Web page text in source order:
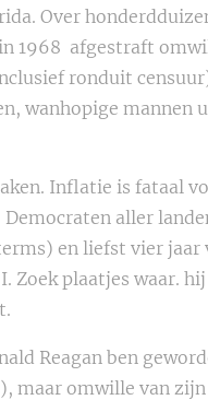
Over
1968 afgestraft
ronduit
wanhopige mannen
Inflatie is fataal
aller
en liefst vier jaar
Zoek plaatjes waar.
Reagan ben
maar omwille van